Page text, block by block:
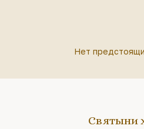
Нет
Святыни